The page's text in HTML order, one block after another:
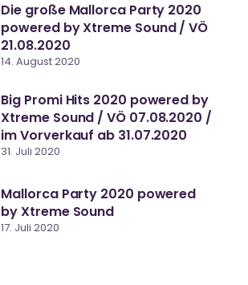
Die große Mallorca Party 2020
powered by Xtreme Sound / VÖ
21.08.2020
14. August 2020
Big Promi Hits 2020 powered by
Xtreme Sound / VÖ 07.08.2020 /
im Vorverkauf ab 31.07.2020
31. Juli 2020
Mallorca Party 2020 powered
by Xtreme Sound
17. Juli 2020